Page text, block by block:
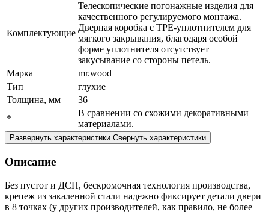
Комплектующие
Телескопические погонажные изделия для
качественного регулируемого монтажа.
Дверная коробка с TPE-уплотнителем для
мягкого закрывания, благодаря особой
форме уплотнителя отсутствует
закусывание со стороны петель.
Марка
mr.wood
Тип
глухие
Толщина, мм
36
*
В сравнении со схожими декоративными
материалами.
Развернуть характеристики Свернуть характеристики
Описание
Без пустот и ДСП, бескромочная технология производства,
крепеж из закаленной стали надежно фиксирует детали двери
в 8 точках (у других производителей, как правило, не более